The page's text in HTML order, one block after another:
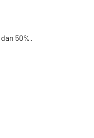
50%.
onze